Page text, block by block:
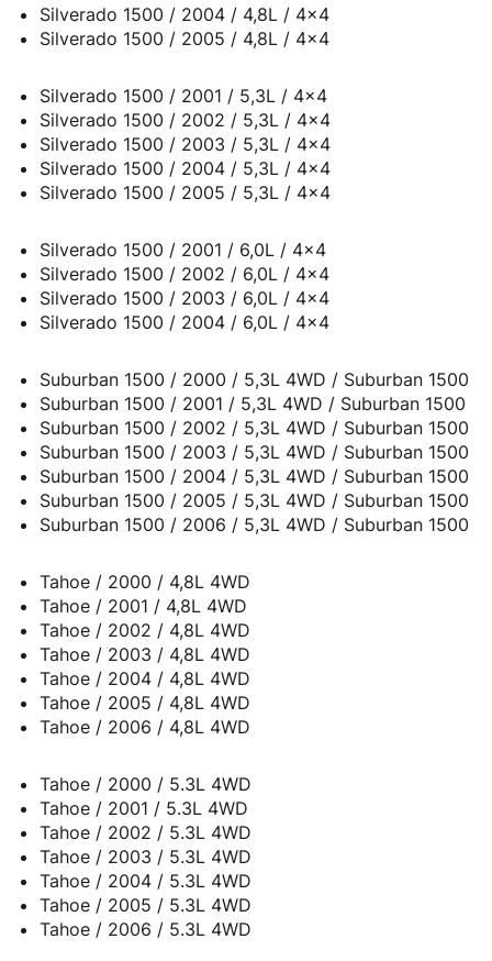
Silverado 1500 / 2004 / 4,8L / 4x4
Silverado 1500 / 2005 / 4,8L / 4x4
Silverado 1500 / 2001 / 5,3L / 4x4
Silverado 1500 / 2002 / 5,3L / 4x4
Silverado 1500 / 2003 / 5,3L / 4x4
Silverado 1500 / 2004 / 5,3L / 4x4
Silverado 1500 / 2005 / 5,3L / 4x4
Silverado 1500 / 2001 / 6,0L / 4x4
Silverado 1500 / 2002 / 6,0L / 4x4
Silverado 1500 / 2003 / 6,0L / 4x4
Silverado 1500 / 2004 / 6,0L / 4x4
Suburban 1500 / 2000 / 5,3L 4WD / Suburban 1500
Suburban 1500 / 2001 / 5,3L 4WD / Suburban 1500
Suburban 1500 / 2002 / 5,3L 4WD / Suburban 1500
Suburban 1500 / 2003 / 5,3L 4WD / Suburban 1500
Suburban 1500 / 2004 / 5,3L 4WD / Suburban 1500
Suburban 1500 / 2005 / 5,3L 4WD / Suburban 1500
Suburban 1500 / 2006 / 5,3L 4WD / Suburban 1500
Tahoe / 2000 / 4,8L 4WD
Tahoe / 2001 / 4,8L 4WD
Tahoe / 2002 / 4,8L 4WD
Tahoe / 2003 / 4,8L 4WD
Tahoe / 2004 / 4,8L 4WD
Tahoe / 2005 / 4,8L 4WD
Tahoe / 2006 / 4,8L 4WD
Tahoe / 2000 / 5.3L 4WD
Tahoe / 2001 / 5.3L 4WD
Tahoe / 2002 / 5.3L 4WD
Tahoe / 2003 / 5.3L 4WD
Tahoe / 2004 / 5.3L 4WD
Tahoe / 2005 / 5.3L 4WD
Tahoe / 2006 / 5.3L 4WD